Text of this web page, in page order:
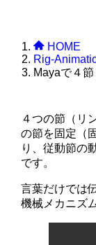
HOME
Rig-
Mayaで４
４つの節（リ
の節を固定（
り、従動節の
です。
言葉だけでは
機械メカニズ